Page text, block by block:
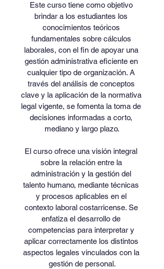
Este curso tiene como objetivo
brindar a los estudiantes los
conocimientos teóricos
fundamentales sobre cálculos
laborales, con el fin de apoyar una
gestión administrativa eficiente en
cualquier tipo de organización. A
través del análisis de conceptos
clave y la aplicación de la normativa
legal vigente, se fomenta la toma de
decisiones informadas a corto,
mediano y largo plazo.
El curso ofrece una visión integral
sobre la relación entre la
administración y la gestión del
talento humano, mediante técnicas
y procesos aplicables en el
contexto laboral costarricense. Se
enfatiza el desarrollo de
competencias para interpretar y
aplicar correctamente los distintos
aspectos legales vinculados con la
gestión de personal.